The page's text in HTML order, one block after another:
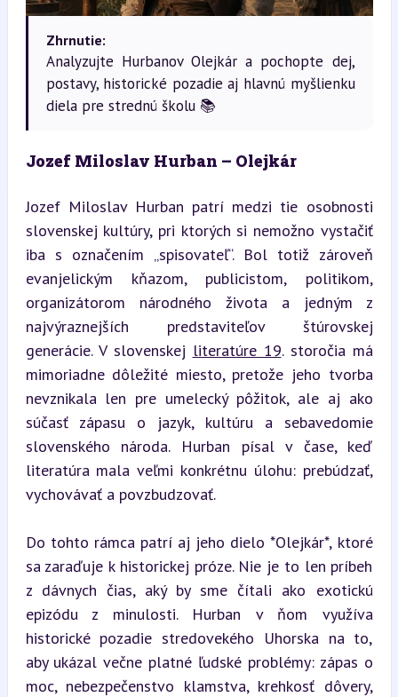
Zhrnutie:
Analyzujte Hurbanov Olejkár a pochopte dej,
postavy, historické pozadie aj hlavnú myšlienku
diela pre strednú školu 📚
Jozef Miloslav Hurban – Olejkár
Jozef Miloslav Hurban patrí medzi tie osobnosti
slovenskej kultúry, pri ktorých si nemožno vystačiť
iba s označením „spisovateľ“. Bol totiž zároveň
evanjelickým kňazom, publicistom, politikom,
organizátorom národného života a jedným z
najvýraznejších predstaviteľov štúrovskej
generácie. V slovenskej literatúre 19. storočia má
mimoriadne dôležité miesto, pretože jeho tvorba
nevznikala len pre umelecký pôžitok, ale aj ako
súčasť zápasu o jazyk, kultúru a sebavedomie
slovenského národa. Hurban písal v čase, keď
literatúra mala veľmi konkrétnu úlohu: prebúdzať,
vychovávať a povzbudzovať.
Do tohto rámca patrí aj jeho dielo *Olejkár*, ktoré
sa zaraďuje k historickej próze. Nie je to len príbeh
z dávnych čias, aký by sme čítali ako exotickú
epizódu z minulosti. Hurban v ňom využíva
historické pozadie stredovekého Uhorska na to,
aby ukázal večne platné ľudské problémy: zápas o
moc, nebezpečenstvo klamstva, krehkosť dôvery,